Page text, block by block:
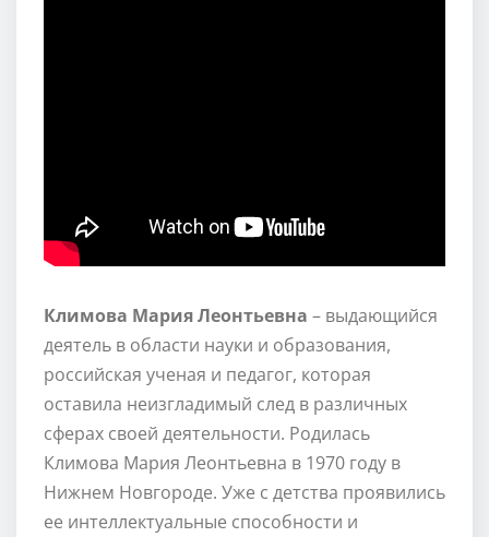
Климова Мария Леонтьевна – выдающийся
деятель в области науки и образования,
российская ученая и педагог, которая
оставила неизгладимый след в различных
сферах своей деятельности. Родилась
Климова Мария Леонтьевна в 1970 году в
Нижнем Новгороде. Уже с детства проявились
ее интеллектуальные способности и